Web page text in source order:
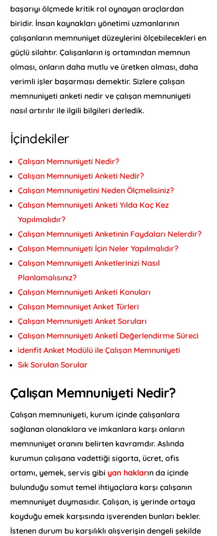
başarıyı ölçmede kritik rol oynayan araçlardan
biridir. İnsan kaynakları yönetimi uzmanlarının
çalışanların memnuniyet düzeylerini ölçebilecekleri en
güçlü silahtır. Çalışanların iş ortamından memnun
olması, onların daha mutlu ve üretken olması, daha
verimli işler başarması demektir. Sizlere çalışan
memnuniyeti anketi nedir ve çalışan memnuniyeti
nasıl artırılır ile ilgili bilgileri derledik.
İçindekiler
Çalışan Memnuniyeti Nedir?
Çalışan Memnuniyeti Anketi Nedir?
Çalışan Memnuniyetini Neden Ölçmelisiniz?
Çalışan Memnuniyeti Anketi Yılda Kaç Kez
Yapılmalıdır?
Çalışan Memnuniyeti Anketinin Faydaları Nelerdir?
Çalışan Memnuniyeti İçin Neler Yapılmalıdır?
Çalışan Memnuniyeti Anketlerinizi Nasıl
Planlamalısınız?
Çalışan Memnuniyeti Anketi Konuları
Çalışan Memnuniyet Anket Türleri
Çalışan Memnuniyeti Anket Soruları
Çalışan Memnuniyeti Anketİ Değerlendirme Süreci
idenfit Anket Modülü ile Çalışan Memnuniyeti
Sık Sorulan Sorular
Çalışan Memnuniyeti Nedir?
Çalışan memnuniyeti, kurum içinde çalışanlara
sağlanan olanaklara ve imkanlara karşı onların
memnuniyet oranını belirten kavramdır. Aslında
kurumun çalışana vadettiği sigorta, ücret, ofis
ortamı, yemek, servis gibi yan hakların da içinde
bulunduğu somut temel ihtiyaçlara karşı çalışanın
memnuniyet duymasıdır. Çalışan, iş yerinde ortaya
koyduğu emek karşısında işverenden bunları bekler.
İstenen durum bu karşılıklı alışverişin dengeli şekilde